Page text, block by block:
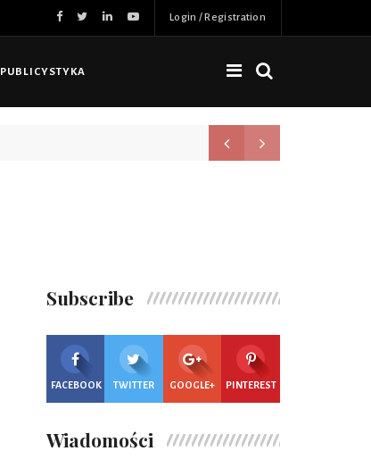
Login / Registration
PUBLICYSTYKA
Przyszłość Radia – Dla Was i
Subscribe
FACEBOOK TWITTER GOOGLE+ PINTEREST
Wiadomości